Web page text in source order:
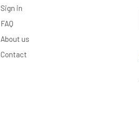
Sign in
FAQ
About us
Contact